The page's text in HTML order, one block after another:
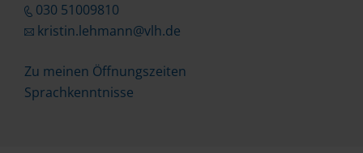
030 51009810
kristin.lehmann@vlh.de
Zu meinen Öffnungszeiten
Sprachkenntnisse